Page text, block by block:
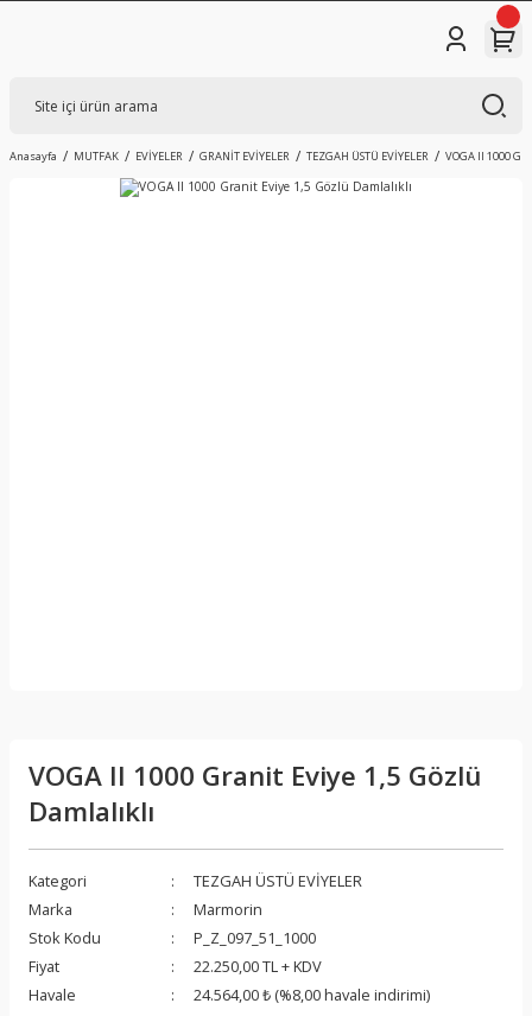
Anasayfa MUTFAK EVİYELER GRANİT EVİYELER TEZGAH ÜSTÜ EVİYELER VOGA II 1000
VOGA II 1000 Granit Eviye 1,5 Gözlü
Damlalıklı
Kategori
TEZGAH ÜSTÜ EVİYELER
Marka
Marmorin
Stok Kodu
P_Z_097_51_1000
Fiyat
22.250,00 TL + KDV
Havale
24.564,00 ₺ (%8,00 havale indirimi)